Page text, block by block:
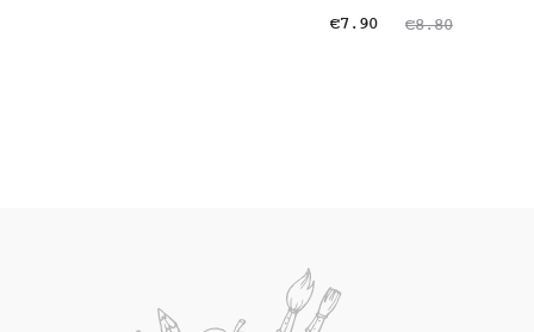
€8.80
Original
€7.90
Η